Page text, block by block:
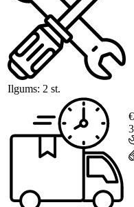
Ilgums: 2 st.
€